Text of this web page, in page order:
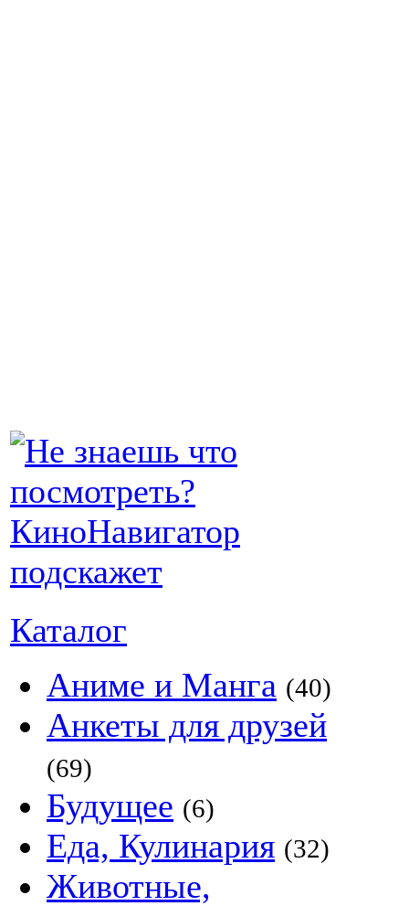
Каталог
Аниме и Манга (40)
Анкеты для друзей
(69)
Будущее (6)
Еда, Кулинария (32)
Животные,